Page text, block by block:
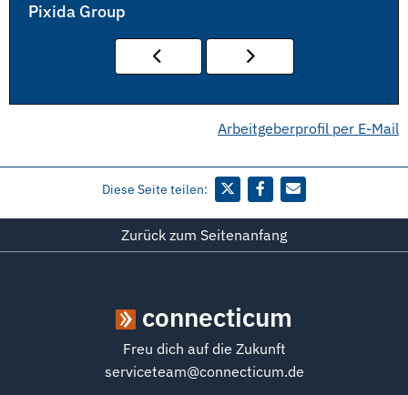
Pixida Group
Arbeitgeberprofil per E-Mail
Diese Seite teilen:
Zurück zum Seitenanfang
connecticum
Freu dich auf die Zukunft
serviceteam@connecticum.de